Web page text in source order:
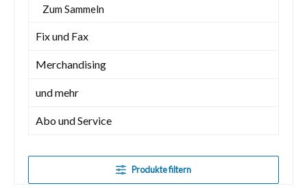
Zum Sammeln
Fix und Fax
Merchandising
und mehr
Abo und Service
Produkte filtern